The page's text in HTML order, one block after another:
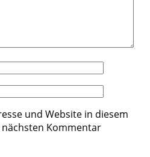
und Website in diesem
Kommentar